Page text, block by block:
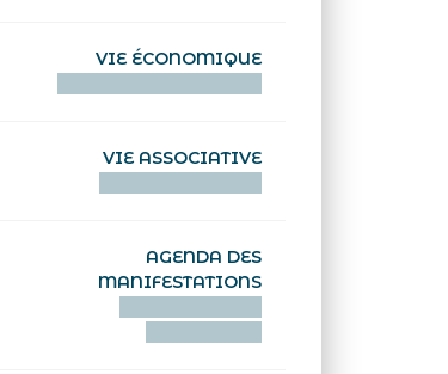
VIE ÉCONOMIQUE
VIE ASSOCIATIVE
AGENDA DES
MANIFESTATIONS